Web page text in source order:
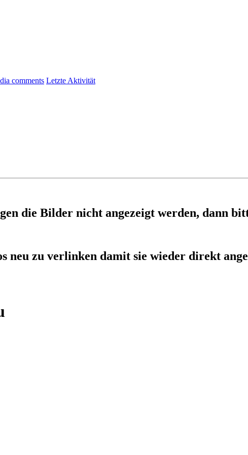
comments Letzte Aktivität
die Bilder nicht angezeigt werden, dann
neu zu verlinken damit sie wieder direkt